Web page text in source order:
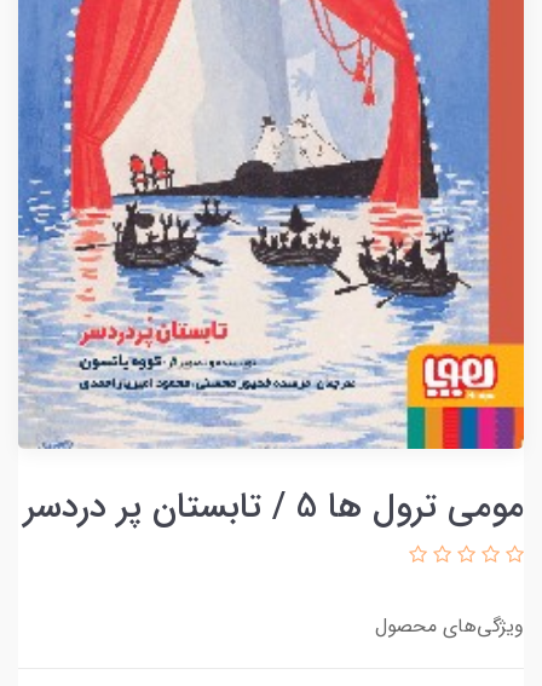
مومی ترول ها 5 / تابستان پر دردسر
ویژگی‌های محصول